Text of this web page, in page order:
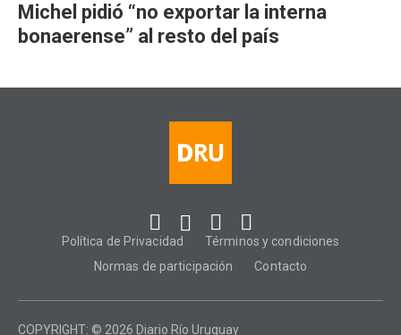
Michel pidió “no exportar la interna
bonaerense” al resto del país
Política de Privacidad
Términos y condiciones
Normas de participación
Contacto
COPYRIGHT: © 2026 Diario Río Uruguay